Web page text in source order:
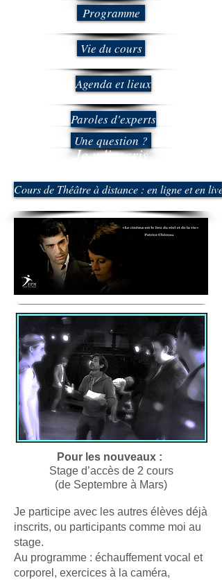
Programme
Vie du cours
Agenda et lieux
Paroles d'experts
Une question ?
Je m'inscris
Cours de Théâtre à distance : en ligne et en live
Pour les nouveaux :
Stage d’accès de 2 cours
(de Septembre à Mars)
Je participe avec les autres élèves déjà
inscrits, ou participants comme moi au
stage.
Au programme : échauffement vocal et
corporel, exercices à la caméra,